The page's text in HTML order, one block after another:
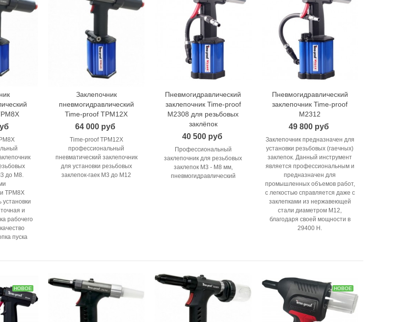
кобальтовое
кобальтовое
кобальтовое
до М8.
TPM8X
установки
и
рабочего
пуска
В корзину
Заклепочник
пневмогидравлический
Time-proof TPM12X
64 000 руб
Time-proof TPM12X
профессиональный
пневматический заклепочник
для установки резьбовых
заклепок-гаек М3 до М12
В корзину
Пневмогидравлический
заклепочник Time-proof
M2308 для резьбовых
заклёпок
40 500 руб
Профессиональный
заклепочник для резьбовых
заклепок М3 - М8 мм,
пневмогидравлический
В корзину
Пневмогидравлический
заклепочник Time-proof
M2312
49 800 руб
Заклепочник предназначен для
установки резьбовых (гаечных)
заклепок. Данный инструмент
является профессиональным и
предназначен для
промышленных объемов работ,
с легкостью справляется даже с
заклепками из нержавеющей
стали диаметром М12,
благодаря своей мощности в
29400 Н.
НОВОЕ НОВОЕ